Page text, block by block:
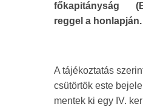
főkapitányság
reggel a honlapján.
A tájékoztatás
csütörtök este
mentek ki egy IV.